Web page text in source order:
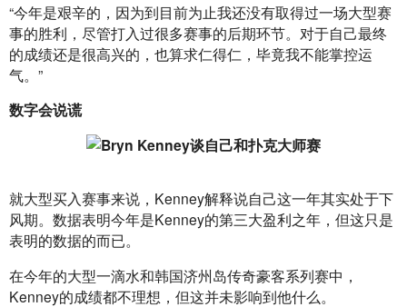
“今年是艰辛的，因为到目前为止我还没有取得过一场大型赛
事的胜利，尽管打入过很多赛事的后期环节。对于自己最终
的成绩还是很高兴的，也算求仁得仁，毕竟我不能掌控运
气。”
数字会说谎
就大型买入赛事来说，Kenney解释说自己这一年其实处于下
风期。数据表明今年是Kenney的第三大盈利之年，但这只是
表明的数据的而已。
在今年的大型一滴水和韩国济州岛传奇豪客系列赛中，
Kenney的成绩都不理想，但这并未影响到他什么。